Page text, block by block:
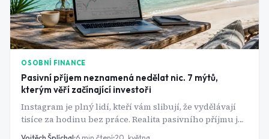
OSOBNÍ FINANCE
Pasivní příjem neznamená nedělat nic. 7 mýtů,
kterým věří začínající investoři
Instagram je plný lidí, kteří vám slibují, že vydělávají
tisíce za hodinu bez práce. Realita pasivního příjmu je
ale jiná. A pokud ji nepochopíte správně, přijdete buď o